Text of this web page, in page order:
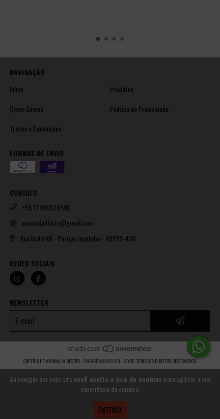
Ao navegar por este sitevocê aceita o uso de cookies para agilizar a sua
experiência de compra.
ENTENDI
NAVEGAÇÃO
Início
Produtos
Quem Somos
Política de Privacidade
Trocas e Devoluções
FORMAS DE ENVIO
CONTATO
+55 11 980576501
anomaliadistro@gmail.com
Rua Ibaté 48 - Parque Jaçatuba - 09290-430
REDES SOCIAIS
NEWSLETTER
COPYRIGHT ANOMALIA DISTRO - 24696588000128 - 2026. TODOS OS DIREITOS RESERVADOS.